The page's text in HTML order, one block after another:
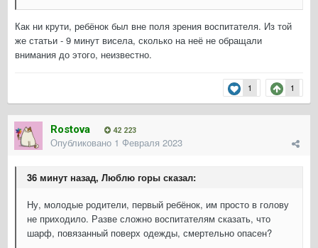
Как ни крути, ребёнок был вне поля зрения воспитателя. Из той
же статьи - 9 минут висела, сколько на неё не обращали
внимания до этого, неизвестно.
1 1
Rostova 42 223
Опубликовано 1 Февраля 2023
36 минут назад, Люблю горы сказал:
Ну, молодые родители, первый ребёнок, им просто в голову
не приходило. Разве сложно воспитателям сказать, что
шарф, повязанный поверх одежды, смертельно опасен?